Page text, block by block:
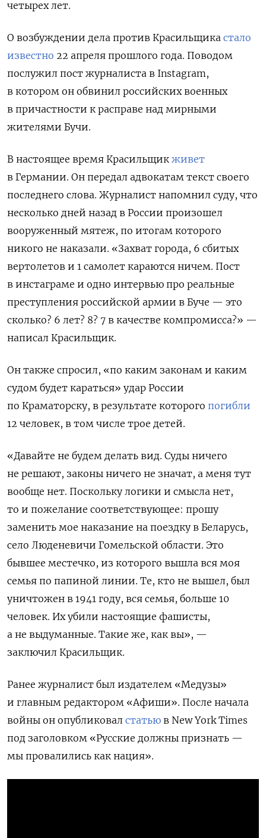
четырех лет.
О возбуждении дела против Красильщика стало
известно 22 апреля прошлого года. Поводом
послужил пост журналиста в Instagram,
в котором он обвинил российских военных
в причастности к расправе над мирными
жителями Бучи.
В настоящее время Красильщик живет
в Германии. Он передал адвокатам текст своего
последнего слова. Журналист напомнил суду, что
несколько дней назад в России произошел
вооруженный мятеж, по итогам которого
никого не наказали. «Захват города, 6 сбитых
вертолетов и 1 самолет караются ничем. Пост
в инстаграме и одно интервью про реальные
преступления российской армии в Буче — это
сколько? 6 лет? 8? 7 в качестве компромисса?» —
написал Красильщик.
Он также спросил, «по каким законам и каким
судом будет караться» удар России
по Краматорску, в результате которого погибли
12 человек, в том числе трое детей.
«Давайте не будем делать вид. Суды ничего
не решают, законы ничего не значат, а меня тут
вообще нет. Поскольку логики и смысла нет,
то и пожелание соответствующее: прошу
заменить мое наказание на поездку в Беларусь,
село Люденевичи Гомельской области. Это
бывшее местечко, из которого вышла вся моя
семья по папиной линии. Те, кто не вышел, был
уничтожен в 1941 году, вся семья, больше 10
человек. Их убили настоящие фашисты,
а не выдуманные. Такие же, как вы», —
заключил Красильщик.
Ранее журналист был издателем «Медузы»
и главным редактором «Афиши». После начала
войны он опубликовал статью в New York Times
под заголовком «Русские должны признать —
мы провалились как нация».